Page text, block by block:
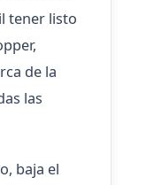
tener listo
de la
las
baja el